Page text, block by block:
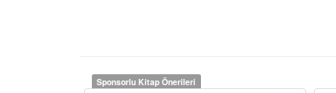
Sponsorlu Kitap Önerileri